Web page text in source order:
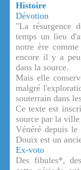
Histoire
Dévotion
"La résurgence
temps un lieu
notre ère
encore il y a
dans la source.
Mais elle
malgré
souterrain dans
Ce texte est
source par la
Vénéré depuis
Douix est un
Ex-voto
Des fibules*,